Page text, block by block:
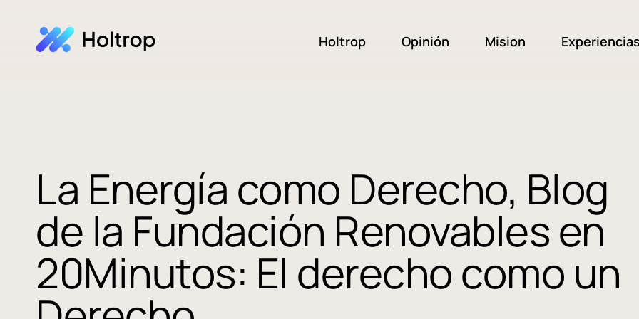
Holtrop Opinión Mision Experiencias
La Energía como Derecho, Blog
de la Fundación Renovables en
20Minutos: El derecho como un